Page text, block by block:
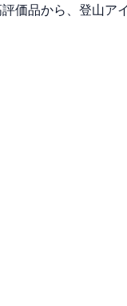
価品から、登山ア